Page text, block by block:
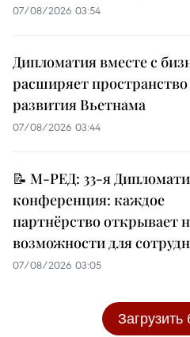
07/08/2026 03:54
Дипломатия вместе с
расширяет пространство
развития Вьетнама
07/08/2026 03:44
📝 М-РЕД: 33-я
конференция: каждое
партнёрство открывает
возможности для
07/08/2026 03:05